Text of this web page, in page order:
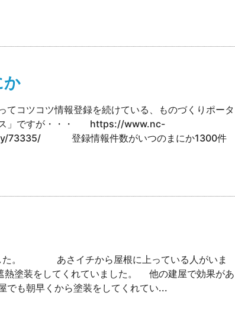
か
てコツコツ情報登録を続けている、ものづくりポータ
ス」ですが・・・ https://www.nc-
73335/ 登録情報件数がいつのまにか1300件
た。 あさイチから屋根に上っている人がいま
装をしてくれていました。 他の建屋で効果があ
でも朝早くから塗装をしてくれてい...